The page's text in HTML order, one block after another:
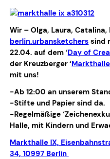
Wir – Olga, Laura,
berlin.urbansketchers sind
22.04. auf dem ‘Day of
der Kreuzberger ‘
mit uns!
-Ab 12:00 an unserem
-Stifte und Papier sind da.
-Regelmäßige
Halle, mit Kindern und
Markthalle IX,
34, 10997 Berlin